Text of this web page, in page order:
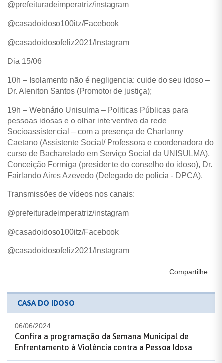
@prefeituradeimperatriz/instagram
@casadoidoso100itz/Facebook
@casadoidosofeliz2021/Instagram
Dia 15/06
10h – Isolamento não é negligencia: cuide do seu idoso –
Dr. Aleniton Santos (Promotor de justiça);
19h – Webnário Unisulma – Politicas Públicas para
pessoas idosas e o olhar interventivo da rede
Socioassistencial – com a presença de Charlanny
Caetano (Assistente Social/ Professora e coordenadora do
curso de Bacharelado em Serviço Social da UNISULMA),
Conceição Formiga (presidente do conselho do idoso), Dr.
Fairlando Aires Azevedo (Delegado de policia - DPCA).
Transmissões de vídeos nos canais:
@prefeituradeimperatriz/instagram
@casadoidoso100itz/Facebook
@casadoidosofeliz2021/Instagram
Compartilhe:
CASA DO IDOSO
06/06/2024
Confira a programação da Semana Municipal de
Enfrentamento à Violência contra a Pessoa Idosa